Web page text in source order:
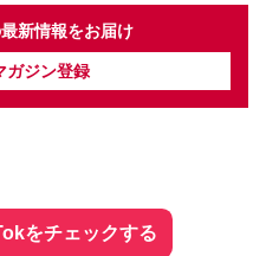
新情報をお届け
ガジン登録
をチェックする